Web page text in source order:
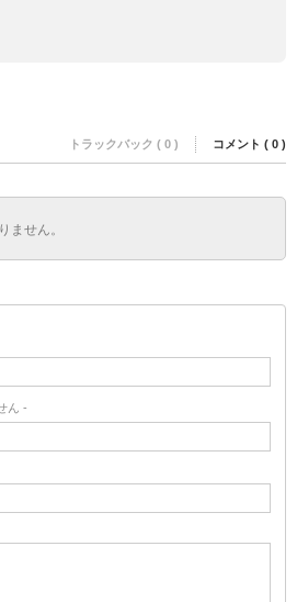
トラックバック ( 0 ) コメント ( 0 )
ません。
ん -